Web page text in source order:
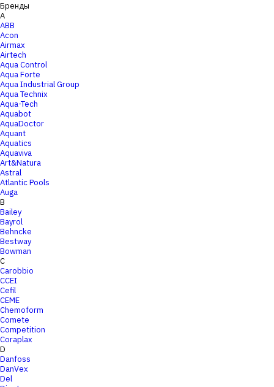
Бренды
A
ABB
Acon
Airmax
Airtech
Aqua Control
Aqua Forte
Aqua Industrial Group
Aqua Technix
Aqua-Tech
Aquabot
AquaDoctor
Aquant
Aquatics
Aquaviva
Art&Natura
Astral
Atlantic Pools
Auga
B
Bailey
Bayrol
Behncke
Bestway
Bowman
C
Carobbio
CCEI
Cefil
CEME
Chemoform
Comete
Competition
Coraplax
D
Danfoss
DanVex
Del